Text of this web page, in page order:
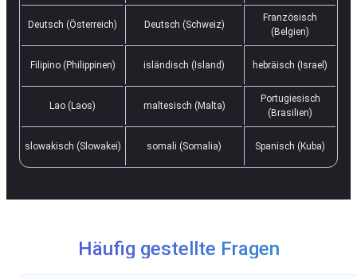
Deutsch (Österreich) Deutsch (Schweiz)
Französisch
(Belgien)
Filipino (Philippinen) isländisch (Island) hebräisch (Israel)
Lao (Laos) maltesisch (Malta)
Portugiesisch
(Brasilien)
slowakisch (Slowakei) somali (Somalia) Spanisch (Kuba)
Häufig gestellte Fragen